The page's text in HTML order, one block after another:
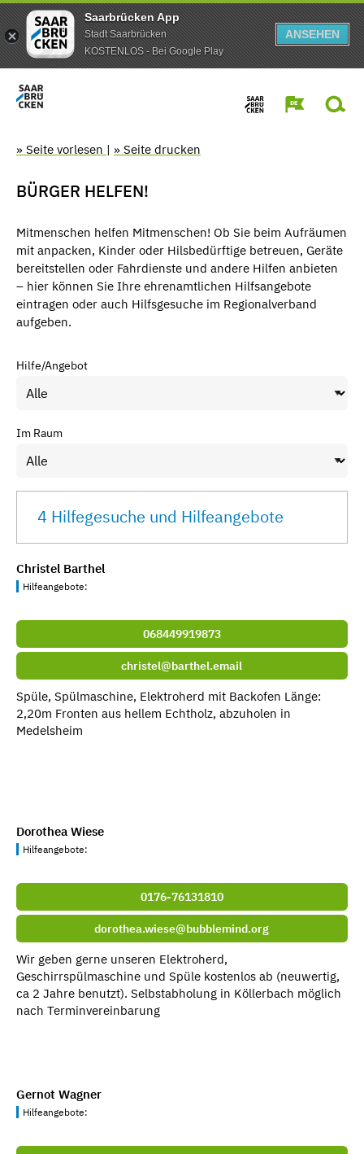
Saarbrücken App
Stadt Saarbrücken
KOSTENLOS - Bei Google Play
ANSEHEN
» Seite vorlesen | » Seite drucken
BÜRGER HELFEN!
Mitmenschen helfen Mitmenschen! Ob Sie beim Aufräumen
mit anpacken, Kinder oder Hilsbedürftige betreuen, Geräte
bereitstellen oder Fahrdienste und andere Hilfen anbieten
– hier können Sie Ihre ehrenamtlichen Hilfsangebote
eintragen oder auch Hilfsgesuche im Regionalverband
aufgeben.
Hilfe/Angebot
Im Raum
4 Hilfegesuche und Hilfeangebote
Christel Barthel
Hilfeangebote:
068449919873
christel@barthel.email
Spüle, Spülmaschine, Elektroherd mit Backofen Länge:
2,20m Fronten aus hellem Echtholz, abzuholen in
Medelsheim
Dorothea Wiese
Hilfeangebote:
0176-76131810
dorothea.wiese@bubblemind.org
Wir geben gerne unseren Elektroherd,
Geschirrspülmaschine und Spüle kostenlos ab (neuwertig,
ca 2 Jahre benutzt). Selbstabholung in Köllerbach möglich
nach Terminvereinbarung
Gernot Wagner
Hilfeangebote: